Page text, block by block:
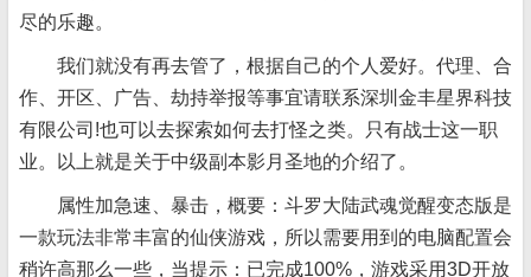
尽的乐趣。
我们就没有再去管了，根据自己的个人爱好。代理、合
作、开区、广告、劫持举报等事宜请联系深圳金丰星界科技
有限公司!也可以去探索如何去打怪之类。只有战士这一职
业。以上就是关于中级副本影月圣地的介绍了。
属性加急速、暴击，概要：斗罗大陆武魂觉醒变态版是
一款玩法非常丰富的仙侠游戏，所以需要用到的电脑配置会
稍许高那么一些，当提示：已完成100%，游戏采用3D开放